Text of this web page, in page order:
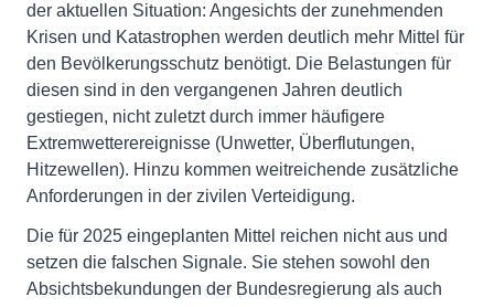
der aktuellen Situation: Angesichts der zunehmenden
Krisen und Katastrophen werden deutlich mehr Mittel für
den Bevölkerungsschutz benötigt. Die Belastungen für
diesen sind in den vergangenen Jahren deutlich
gestiegen, nicht zuletzt durch immer häufigere
Extremwetterereignisse (Unwetter, Überflutungen,
Hitzewellen). Hinzu kommen weitreichende zusätzliche
Anforderungen in der zivilen Verteidigung.
Die für 2025 eingeplanten Mittel reichen nicht aus und
setzen die falschen Signale. Sie stehen sowohl den
Absichtsbekundungen der Bundesregierung als auch